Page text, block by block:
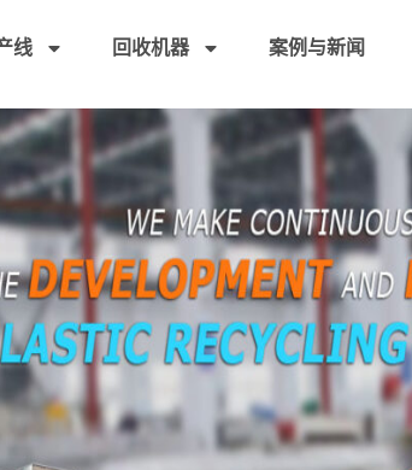
线 回收机器 案例与新闻